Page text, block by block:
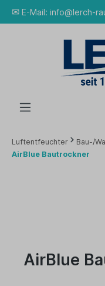
✉ E-Mail: info@lerch-
Luftentfeuchter
Bau-/
AirBlue Bautrockner
AirBlue